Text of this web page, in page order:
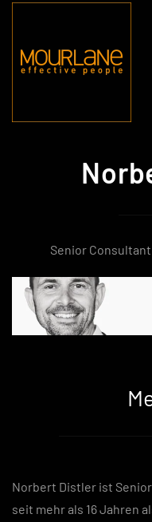
Senior
Norbert Distler ist
seit mehr als 16 Jahren